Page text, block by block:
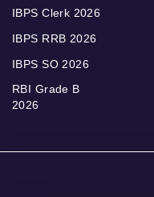
IBPS Clerk 2026
IBPS RRB 2026
IBPS SO 2026
RBI Grade B
2026